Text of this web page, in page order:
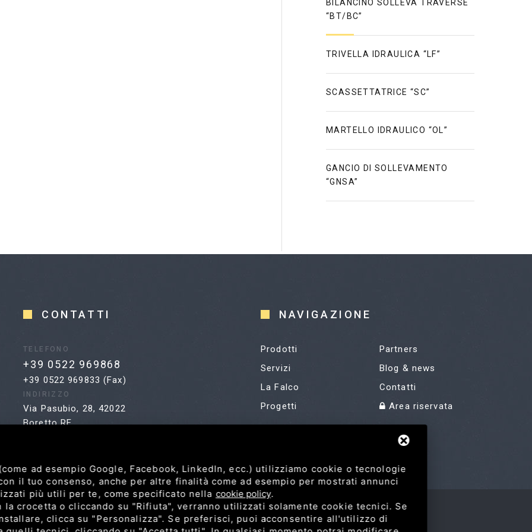
BILANCINO SOLLEVA TRAVERSE
“BT/BC”
TRIVELLA IDRAULICA “LF”
SCASSETTATRICE “SC”
MARTELLO IDRAULICO “OL”
GANCIO DI SOLLEVAMENTO
“GNSA”
CONTATTI
TELEFONO
+39 0522 969868
+39 0522 969833 (Fax)
INDIRIZZO
Via Pasubio, 28, 42022
Boretto RE
NAVIGAZIONE
Prodotti
Servizi
La Falco
Progetti
Partners
Blog & news
Contatti
Area riservata
P.IVA 02183000351 /Privacy/ Sitemap
ad esempio Google, Facebook, LinkedIn, ecc.) utilizziamo cookie o tecnologie
il tuo consenso, anche per altre finalità come ad esempio per mostrati annunci
più utili per te, come specificato nella cookie policy.
la crocetta o cliccando su "Rifiuta", verranno utilizzati solamente cookie tecnici. Se
clicca su "Personalizza". Se preferisci, puoi acconsentire all'utilizzo di